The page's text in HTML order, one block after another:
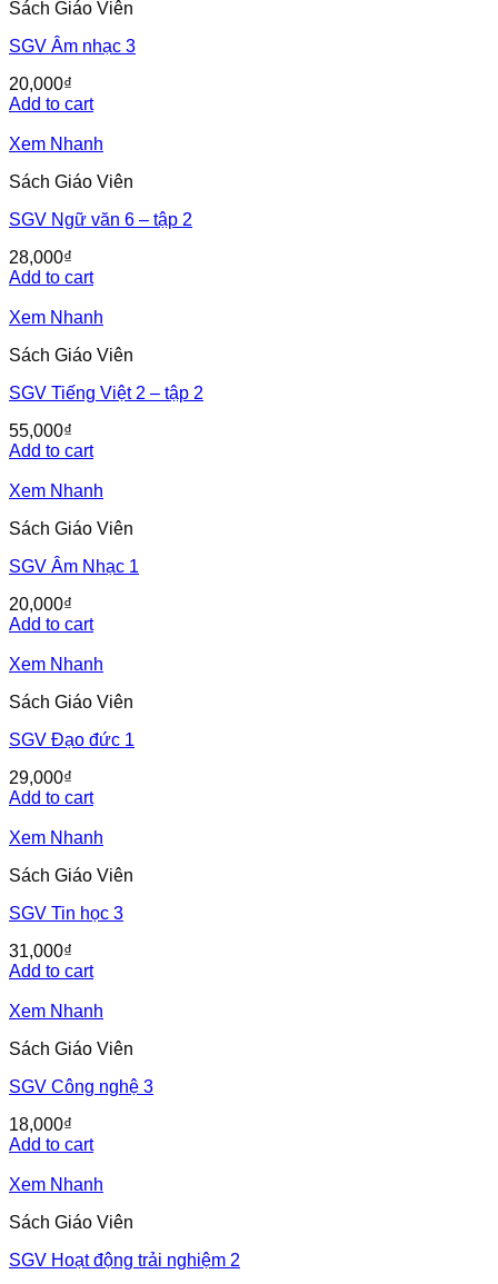
Sách Giáo Viên
SGV Âm nhạc 3
20,000₫
Add to cart
Xem Nhanh
Sách Giáo Viên
SGV Ngữ văn 6 – tập 2
28,000₫
Add to cart
Xem Nhanh
Sách Giáo Viên
SGV Tiếng Việt 2 – tập 2
55,000₫
Add to cart
Xem Nhanh
Sách Giáo Viên
SGV Âm Nhạc 1
20,000₫
Add to cart
Xem Nhanh
Sách Giáo Viên
SGV Đạo đức 1
29,000₫
Add to cart
Xem Nhanh
Sách Giáo Viên
SGV Tin học 3
31,000₫
Add to cart
Xem Nhanh
Sách Giáo Viên
SGV Công nghệ 3
18,000₫
Add to cart
Xem Nhanh
Sách Giáo Viên
SGV Hoạt động trải nghiệm 2